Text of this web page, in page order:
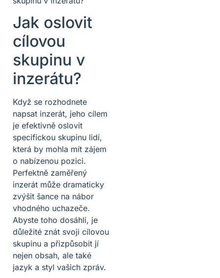
Jak oslovit
cílovou
skupinu v
inzerátu?
Když se rozhodnete
napsat inzerát, jeho cílem
je efektivně oslovit
specifickou skupinu lidí,
která by mohla mít zájem
o nabízenou pozici.
Perfektně zaměřený
inzerát může dramaticky
zvýšit šance na nábor
vhodného uchazeče.
Abyste toho dosáhli, je
důležité znát svoji cílovou
skupinu a přizpůsobit jí
nejen obsah, ale také
jazyk a styl vašich zpráv.